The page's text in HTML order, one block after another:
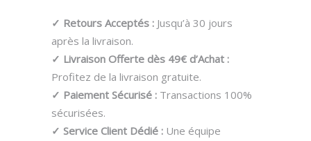
✓ Retours Acceptés : Jusqu’à 30 jours
après la livraison.
✓ Livraison Offerte dès 49€ d’Achat :
Profitez de la livraison gratuite.
✓ Paiement Sécurisé : Transactions 100%
sécurisées.
✓ Service Client Dédié : Une équipe